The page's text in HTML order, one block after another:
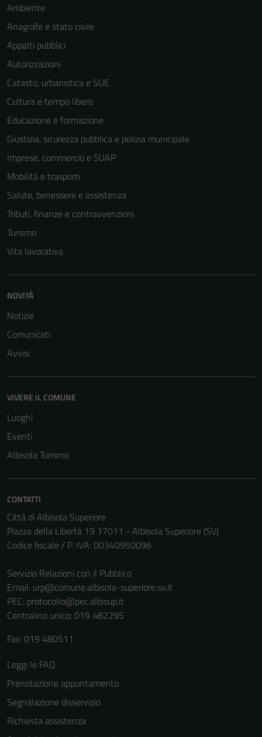
Ambiente
Anagrafe e stato civile
Appalti pubblici
Autorizzazioni
Catasto, urbanistica e SUE
Cultura e tempo libero
Educazione e formazione
Giustizia, sicurezza pubblica e polizia municipale
Imprese, commercio e SUAP
Mobilità e trasporti
Salute, benessere e assistenza
Tributi, finanze e contravvenzioni
Turismo
Vita lavorativa
NOVITÀ
Notizie
Comunicati
Avvisi
VIVERE IL COMUNE
Luoghi
Eventi
Albisola Turismo
CONTATTI
Città di Albisola Superiore
Piazza della Libertà 19 17011 - Albisola Superiore (SV)
Codice fiscale / P. IVA: 00340950096
Servizio Relazioni con il Pubblico
Email: urp@comune.albisola-superiore.sv.it
PEC: protocollo@pec.albisup.it
Centralino unico: 019 482295
Fax: 019 480511
Leggi le FAQ
Prenotazione appuntamento
Segnalazione disservizio
Richiesta assistenza
Tecnici
per il
funzionamento
del sito e non
disabilitati.